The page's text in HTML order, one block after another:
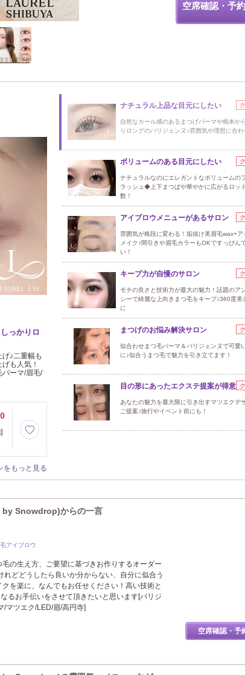
空席確認・予
っかりロ
♪二重幅も
も人気！
パーマ/眉毛/
をもっと見る
ナチュラル上品な目元にしたい
自然なカール感のあるまつげパーマや根本か
りロングのパリジェンヌ♪雰囲気や理想に合わ
ボリュームのある目元にしたい
ナチュラルなのにエレガントなボリュームの
ラッシュ◆上下まつぱや華やかに広がるロッ
数！
アイブロウメニューがあるサロン
雰囲気が格段に変わる！垢抜け美眉毛wax+ア
メイク♪間引きや眉毛カラーもOKですっぴん
い！
キープ力が自慢のサロン
モチの良さと技術力が最大の魅力！話題のア
シーで綺麗な上向きまつ毛をキープ♪360度美
に
まつげのお悩み解決サロン
似合わせまつ毛パーマ＆パリジェンヌで可愛
に♪似合うまつ毛で魅力を引き立てます！
目の形にあったエクステ提案が得意
あなたの魅力を最大限に引き出すマツエクデ
ご提案♪旅行やイベント前にも！
by Snowdrop)からの一言
アイブロウ
の生え方、ご要望に基づきお作りするオーダー
れどどうしたら良いか分からない、自分に似合う
を楽に、なんでもお任せください！高い技術と
るお手伝いをさせて頂きたいと思います[パリジ
/マツエク/LED/眉/高円寺]
空席確認・予